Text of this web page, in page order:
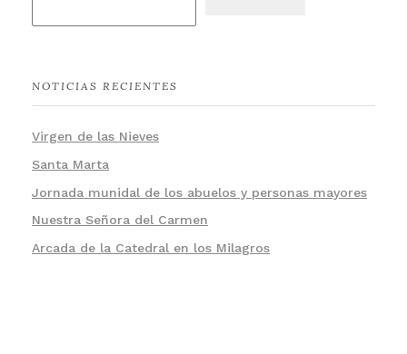
NOTICIAS RECIENTES
Virgen de las Nieves
Santa Marta
Jornada munidal de los abuelos y personas mayores
Nuestra Señora del Carmen
Arcada de la Catedral en los Milagros